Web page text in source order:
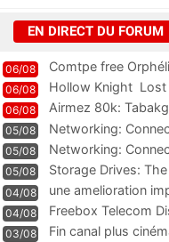
EN DIRECT DU FORUM
06/08 Comtpe free
06/08 Hollow Knight 
06/08
Airmez 80k:
Technologie und
05/08 Networking:
05/08
Networking:
Information
05/08
Storage Drives:
Management
04/08
une amelioration
WIFI
04/08
Freebox Telecom
Communi
03/08 Fin canal plus